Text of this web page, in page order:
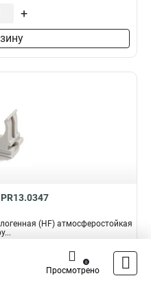
+
(HF) атмосферостойкая
Просмотрено
0